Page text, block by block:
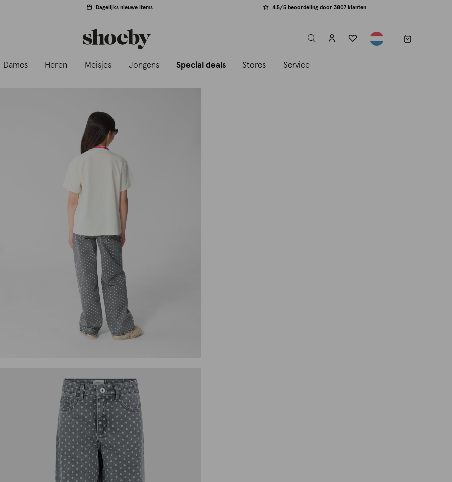
Dagelijks nieuwe items 4.5/5 beoordeling door 3807 klanten
label.header.toggle
Dames Heren Meisjes Jongens Special deals Stores Service